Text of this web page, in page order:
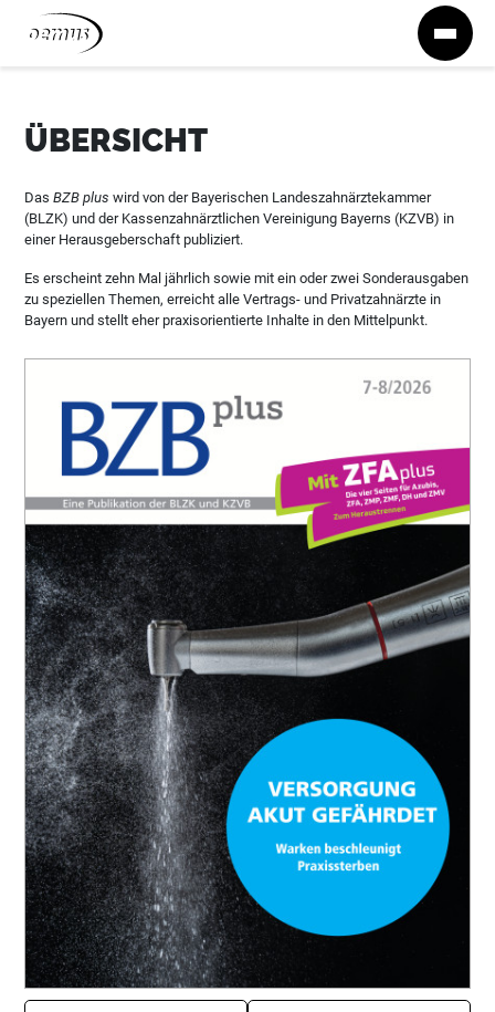
Zum Inhalt springen
ÜBERSICHT
DasBZB plus wird von der Bayerischen Landeszahnärztekammer
(BLZK) und der Kassenzahnärztlichen Vereinigung Bayerns (KZVB) in
einer Herausgeberschaft publiziert.
Es erscheint zehn Mal jährlich sowie mit ein oder zwei Sonderausgaben
zu speziellen Themen, erreicht alle Vertrags- und Privatzahnärzte in
Bayern und stellt eher praxisorientierte Inhalte in den Mittelpunkt.